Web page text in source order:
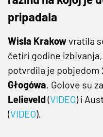
pripadala
Wisla Krakowvratila
četiri godine
potvrdila je pobjedom
Głogówa. Golove su
Lelieveld(VIDEO) i
(VIDEO).